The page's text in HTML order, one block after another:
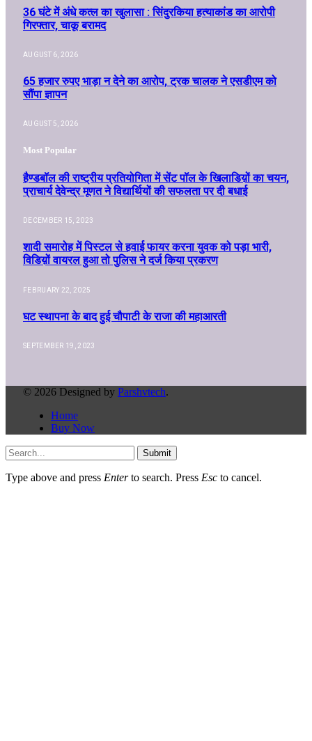
36 घंटे में अंधे कत्ल का खुलासा : सिंदुरकिया हत्याकांड का आरोपी
गिरफ्तार, चाकू बरामद
AUGUST 6, 2026
65 हजार रुपए भाड़ा न देने का आरोप, ट्रक चालक ने एसडीएम को
सौंपा ज्ञापन
AUGUST 5, 2026
Most Popular
हैण्डबॉल की राष्ट्रीय प्रतियोगिता में सेंट पॉल के खिलाडिय़ों का चयन,
प्राचार्य देवेन्द्र मूणत ने विद्यार्थियों की सफलता पर दी बधाई
DECEMBER 15, 2023
शादी समारोह में पिस्टल से हवाई फायर करना युवक को पड़ा भारी,
विडिय़ों वायरल हुआ तो पुलिस ने दर्ज किया प्रकरण
FEBRUARY 22, 2025
घट स्थापना के बाद हुई चौपाटी के राजा की महाआरती
SEPTEMBER 19, 2023
© 2026 Designed by Parshvtech.
Home
Buy Now
Submit
Type above and press Enterto search. Press Esc to cancel.